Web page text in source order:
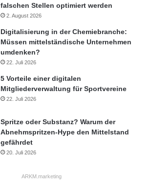
falschen Stellen optimiert werden
2. August 2026
Digitalisierung in der Chemiebranche:
Müssen mittelständische Unternehmen
umdenken?
22. Juli 2026
5 Vorteile einer digitalen
Mitgliederverwaltung für Sportvereine
22. Juli 2026
Spritze oder Substanz? Warum der
Abnehmspritzen-Hype den Mittelstand
gefährdet
20. Juli 2026
ARKM.marketing